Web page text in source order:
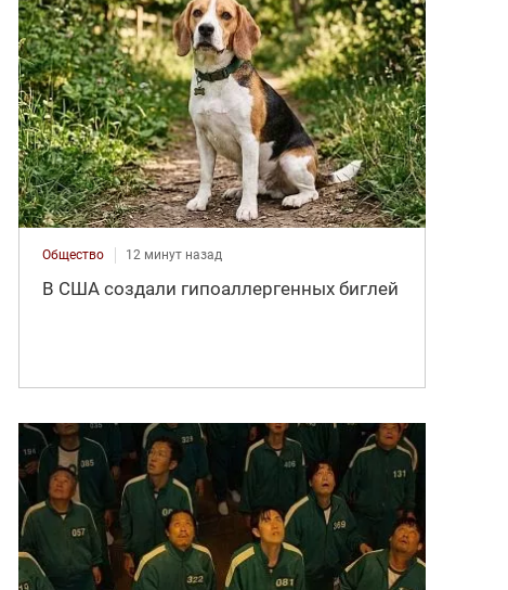
Общество 12 минут назад
В США создали гипоаллергенных биглей